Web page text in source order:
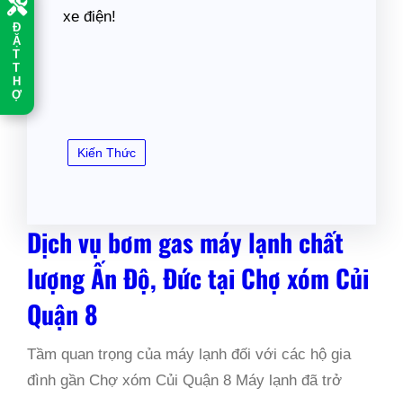
Đ
Ặ
T
T
H
Ợ
xe điện!
Kiến Thức
Dịch vụ bơm gas máy lạnh chất
lượng Ấn Độ, Đức tại Chợ xóm Củi
Quận 8
Tầm quan trọng của máy lạnh đối với các hộ gia
đình gần Chợ xóm Củi Quận 8 Máy lạnh đã trở